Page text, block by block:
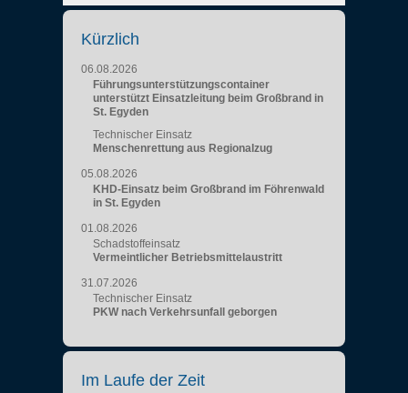
Kürzlich
06.08.2026
Führungsunterstützungscontainer
unterstützt Einsatzleitung beim Großbrand in
St. Egyden
Technischer Einsatz
Menschenrettung aus Regionalzug
05.08.2026
KHD-Einsatz beim Großbrand im Föhrenwald
in St. Egyden
01.08.2026
Schadstoffeinsatz
Vermeintlicher Betriebsmittelaustritt
31.07.2026
Technischer Einsatz
PKW nach Verkehrsunfall geborgen
Im Laufe der Zeit